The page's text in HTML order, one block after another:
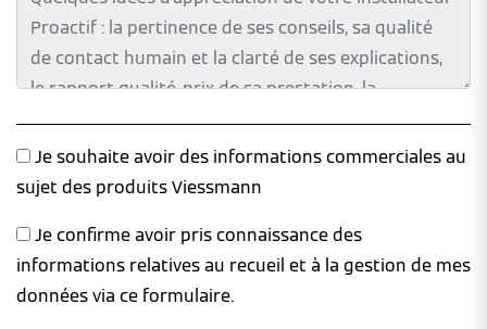
Je souhaite avoir des informations commerciales au
sujet des produits Viessmann
Je confirme avoir pris connaissance des
informations relatives au recueil et à la gestion de mes
données via ce formulaire.